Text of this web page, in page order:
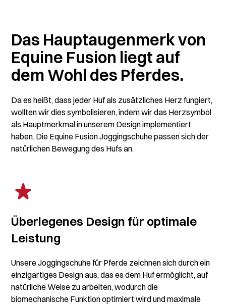
Das Hauptaugenmerk von
Equine Fusion liegt auf
dem Wohl des Pferdes.
Da es heißt, dass jeder Huf als zusätzliches Herz fungiert,
wollten wir dies symbolisieren, indem wir das Herzsymbol
als Hauptmerkmal in unserem Design implementiert
haben. Die Equine Fusion Joggingschuhe passen sich der
natürlichen Bewegung des Hufs an.
Überlegenes Design für optimale
Leistung
Unsere Joggingschuhe für Pferde zeichnen sich durch ein
einzigartiges Design aus, das es dem Huf ermöglicht, auf
natürliche Weise zu arbeiten, wodurch die
biomechanische Funktion optimiert wird und maximale